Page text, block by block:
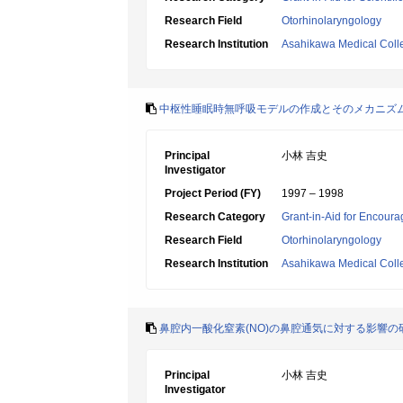
Research Field
Otorhinolaryngology
Research Institution
Asahikawa Medical
中枢性睡眠時無呼吸モデルの作成とそのメカニズ
Principal
Investigator
小林 吉史
Project Period (FY)
1997 – 1998
Research Category
Grant-in-Aid for
Research Field
Otorhinolaryngology
Research Institution
Asahikawa Medical
鼻腔内一酸化窒素(NO)の鼻腔通気に対する影響の
Principal
Investigator
小林 吉史